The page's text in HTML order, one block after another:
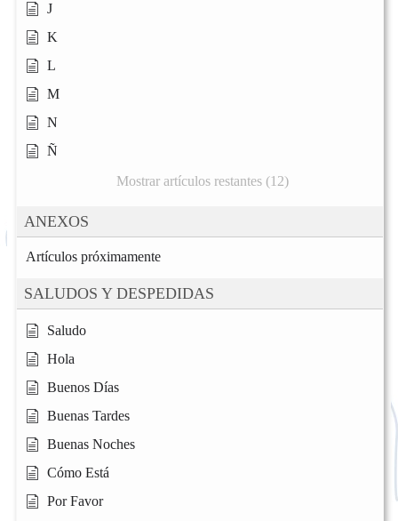
J
K
L
M
N
Ñ
Mostrar artículos restantes (12)
ANEXOS
Artículos próximamente
SALUDOS Y DESPEDIDAS
Saludo
Hola
Buenos Días
Buenas Tardes
Buenas Noches
Cómo Está
Por Favor